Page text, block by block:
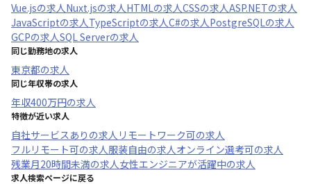
Vue.jsの求人Nuxt.jsの求人HTMLの求人CSSの求人ASP.NETの求人
JavaScriptの求人TypeScriptの求人C#の求人PostgreSQLの求人
GCPの求人SQL Serverの求人
同じ勤務地の求人
東京都の求人
同じ年収帯の求人
年収400万円の求人
特徴が近い求人
自社サービスあり の求人 リモートワーク可の求人
フルリモート可の求人服装自由の求人オンライン選考可の求人
残業月20時間未満の求人女性エンジニアが活躍中の求人
求人検索ページに戻る